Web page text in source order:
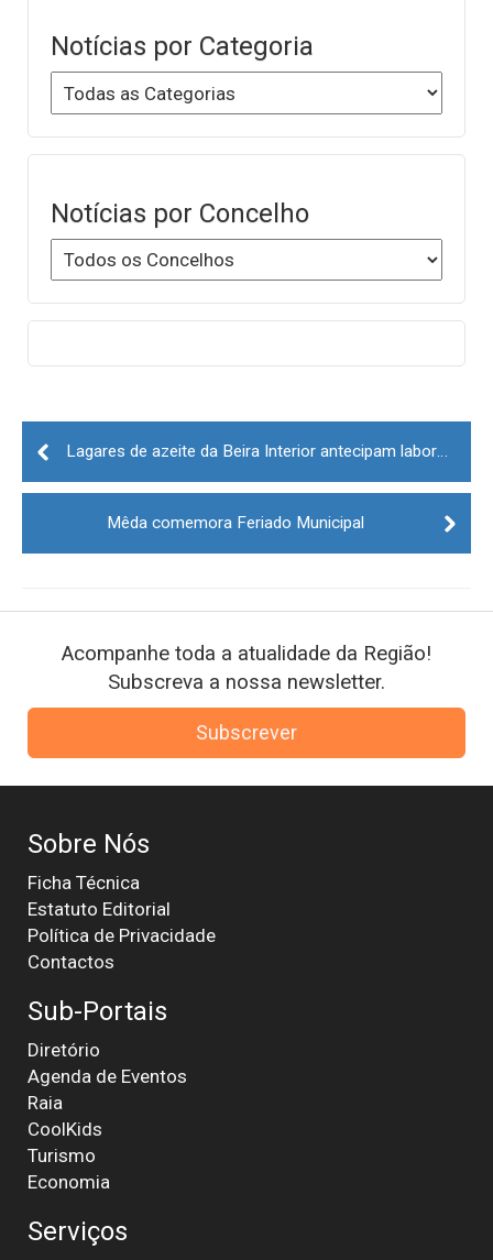
Notícias por Categoria
Notícias por Concelho
Post
navigation
Lagares de azeite da Beira Interior antecipam laboração
Mêda comemora Feriado Municipal
Acompanhe toda a atualidade da Região!
Subscreva a nossa newsletter.
Subscrever
Sobre Nós
Ficha Técnica
Estatuto Editorial
Política de Privacidade
Contactos
Sub-Portais
Diretório
Agenda de Eventos
Raia
CoolKids
Turismo
Economia
Serviços